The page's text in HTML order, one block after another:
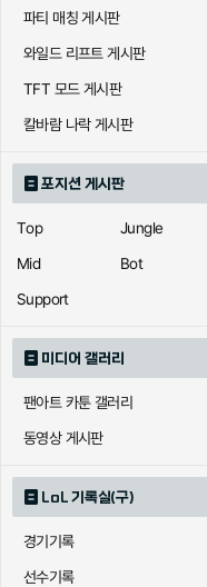
파티 매칭 게시판
와일드 리프트 게시판
TFT 모드 게시판
칼바람 나락 게시판
포지션 게시판
Top
Jungle
Mid
Bot
Support
미디어 갤러리
팬아트 카툰 갤러리
동영상 게시판
LoL 기록실(구)
경기기록
선수기록